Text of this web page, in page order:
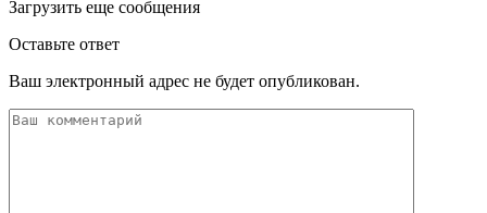
Загрузить еще сообщения
Оставьте ответ
Ваш электронный адрес не будет опубликован.